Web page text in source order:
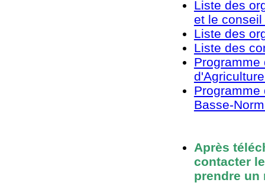
Liste des
et le
Liste des
Liste des
Programme
Programme
Basse-
Après
contacter
prendre un